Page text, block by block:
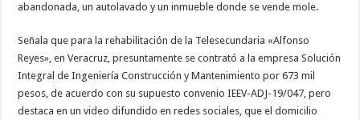
abandonada, un autolavado y un inmueble donde se vende mole.
Señala que para la rehabilitación de la Telesecundaria «Alfonso
Reyes», en Veracruz, presuntamente se contrató a la empresa Solución
Integral de Ingeniería Construcción y Mantenimiento por 673 mil
pesos, de acuerdo con su supuesto convenio IEEV-ADJ-19/047, pero
destaca en un video difundido en redes sociales, que el domicilio